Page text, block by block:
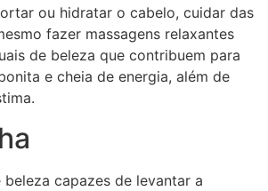
ou hidratar o cabelo, cuidar das
fazer massagens relaxantes
de beleza que contribuem para
e cheia de energia, além de
capazes de levantar a